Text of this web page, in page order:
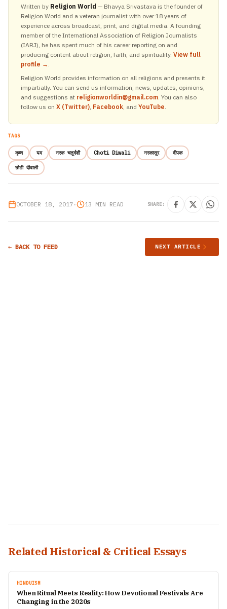
Written by Religion World — Bhavya Srivastava is the founder of
Religion World and a veteran journalist with over 18 years of
experience across broadcast, print, and digital media. A founding
member of the International Association of Religion Journalists
(IARJ), he has spent much of his career reporting on and
producing content about religion, faith, and spirituality. View full
profile → .
Religion World provides information on all religions and presents it
impartially. You can send us information, news, updates, opinions,
and suggestions at religionworldin@gmail.com. You can also
follow us on X (Twitter), Facebook, and YouTube.
TAGS
कृष्ण यम नरक चतुर्दशी Choti Diwali नरकासुर दीपक
छोटी दीवाली
OCTOBER 18, 2017• 13 MIN READ SHARE:
← BACK TO FEED NEXT ARTICLE
Related Historical & Critical Essays
HINDUISM
When Ritual Meets Reality: How Devotional Festivals Are
Changing in the 2020s